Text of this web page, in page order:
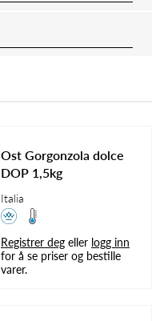
Ost Gorgonzola dolce
DOP 1,5kg
Italia
Registrer deg eller logg inn
for å se priser og bestille
varer.